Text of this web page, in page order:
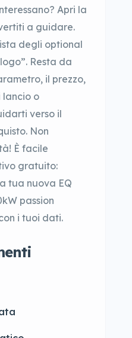
Apri la
a guidare.
degli optional
Resta da
il prezzo,
lancio o
verso il
Non
È facile
gratuito:
tua nuova EQ
passion
i tuoi dati.